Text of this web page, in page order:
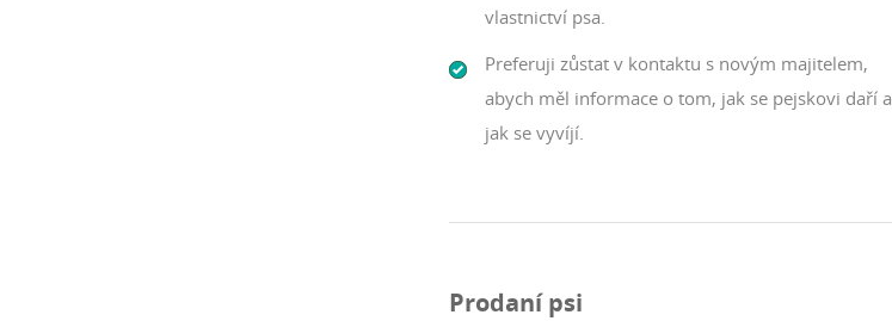
vlastnictví psa.
Preferuji zůstat v kontaktu s novým majitelem,
abych měl informace o tom, jak se pejskovi daří a
jak se vyvíjí.
Prodaní psi